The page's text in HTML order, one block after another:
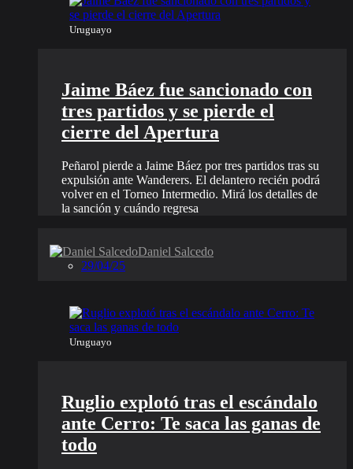
Uruguayo
Jaime Báez fue sancionado con
tres partidos y se pierde el
cierre del Apertura
Peñarol pierde a Jaime Báez por tres partidos tras su
expulsión ante Wanderers. El delantero recién podrá
volver en el Torneo Intermedio. Mirá los detalles de
la sanción y cuándo regresa
Daniel Salcedo
29/04/25
Uruguayo
Ruglio explotó tras el escándalo
ante Cerro: Te saca las ganas de
todo